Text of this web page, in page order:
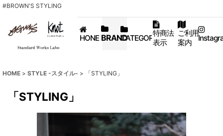
#BROWN'S STYLING
HONE BRANDCATEGORY特商法
表示
ご利用
案内
HOME > STYLE -スタイル- > 「STYLING」
「STYLING」